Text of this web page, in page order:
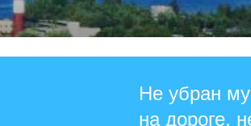
Не убран
на дороге,